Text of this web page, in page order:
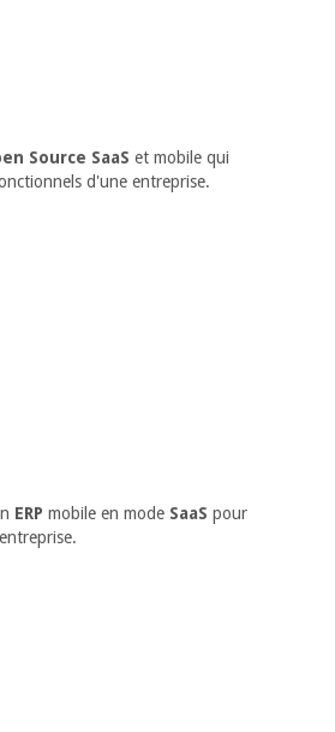
Source SaaSet mobile qui
d'une entreprise.
ERPmobile en mode SaaSpour